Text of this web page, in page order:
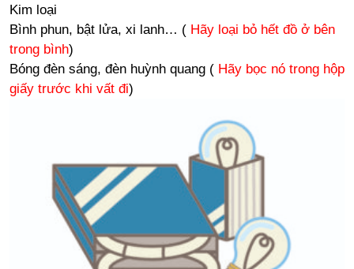
Kim loại
Bình phun, bật lửa, xi lanh… ( Hãy loại bỏ hết đồ ở bên
trong bình)
Bóng đèn sáng, đèn huỳnh quang (Hãy bọc nó trong hộp
giấy trước khi vất đi)